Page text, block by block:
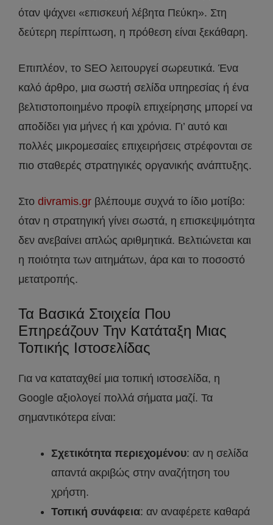
όταν ψάχνει «επισκευή λέβητα Πεύκη». Στη
δεύτερη περίπτωση, η πρόθεση είναι ξεκάθαρη.
Επιπλέον, το SEO λειτουργεί σωρευτικά. Ένα
καλό άρθρο, μια σωστή σελίδα υπηρεσίας ή ένα
βελτιστοποιημένο προφίλ επιχείρησης μπορεί να
αποδίδει για μήνες ή και χρόνια. Γι’ αυτό και
πολλές μικρομεσαίες επιχειρήσεις στρέφονται σε
πιο σταθερές στρατηγικές οργανικής ανάπτυξης.
Στο divramis.gr βλέπουμε συχνά το ίδιο μοτίβο:
όταν η στρατηγική γίνει σωστά, η επισκεψιμότητα
δεν ανεβαίνει απλώς αριθμητικά. Βελτιώνεται και
η ποιότητα των αιτημάτων, άρα και το ποσοστό
μετατροπής.
Τα Βασικά Στοιχεία Που
Επηρεάζουν Την Κατάταξη Μιας
Τοπικής Ιστοσελίδας
Για να καταταχθεί μια τοπική ιστοσελίδα, η
Google αξιολογεί πολλά σήματα μαζί. Τα
σημαντικότερα είναι:
Σχετικότητα περιεχομένου: αν η σελίδα
απαντά ακριβώς στην αναζήτηση του
χρήστη.
Τοπική συνάφεια: αν αναφέρετε καθαρά